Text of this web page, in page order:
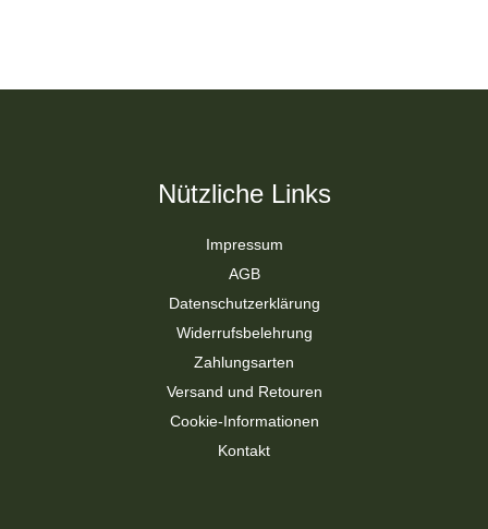
Nützliche Links
Impressum
AGB
Datenschutzerklärung
Widerrufsbelehrung
Zahlungsarten
Versand und Retouren
Cookie-Informationen
Kontakt